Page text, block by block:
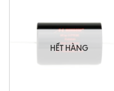
HẾT HÀNG